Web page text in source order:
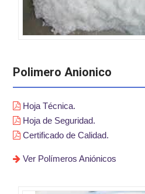
Polimero Anionico
Hoja Técnica.
Hoja de Seguridad.
Certificado de Calidad.
Ver Polímeros Aniónicos